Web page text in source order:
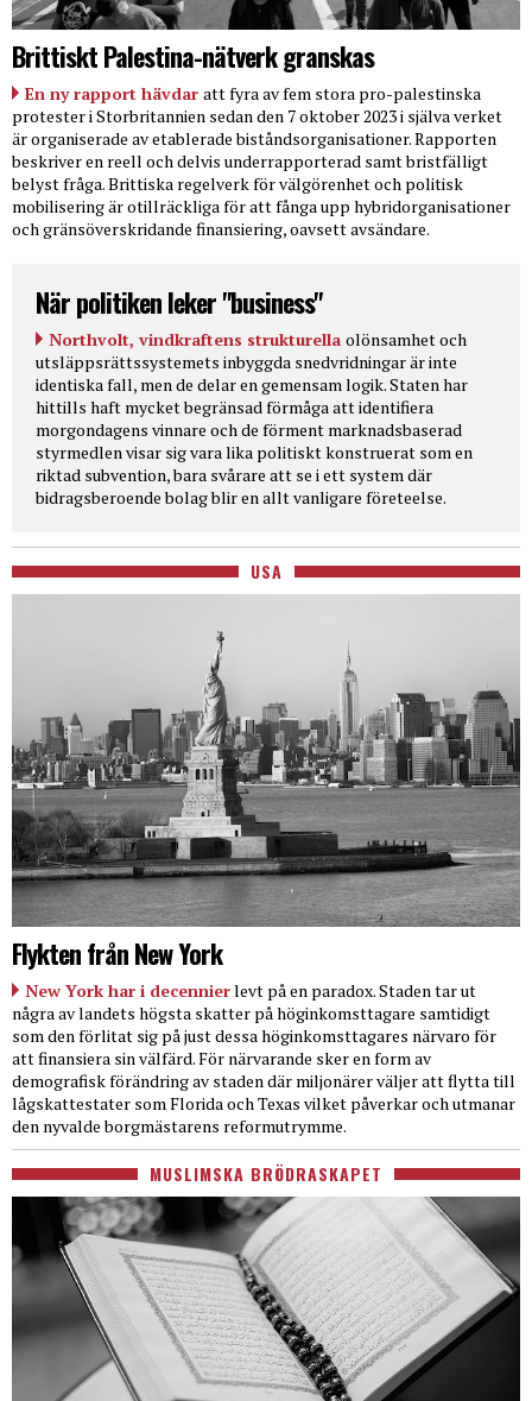
Brittiskt Palestina-nätverk granskas
En ny rapport hävdar att fyra av fem stora pro-palestinska
protester i Storbritannien sedan den 7 oktober 2023 i själva verket
är organiserade av etablerade biståndsorganisationer. Rapporten
beskriver en reell och delvis underrapporterad samt bristfälligt
belyst fråga. Brittiska regelverk för välgörenhet och politisk
mobilisering är otillräckliga för att fånga upp hybridorganisationer
och gränsöverskridande finansiering, oavsett avsändare.
När politiken leker "business"
Northvolt, vindkraftens strukturella olönsamhet och
utsläppsrättssystemets inbyggda snedvridningar är inte
identiska fall, men de delar en gemensam logik. Staten har
hittills haft mycket begränsad förmåga att identifiera
morgondagens vinnare och de förment marknadsbaserad
styrmedlen visar sig vara lika politiskt konstruerat som en
riktad subvention, bara svårare att se i ett system där
bidragsberoende bolag blir en allt vanligare företeelse.
USA
Flykten från New York
New York har i decennierlevt på en paradox. Staden tar ut
några av landets högsta skatter på höginkomsttagare samtidigt
som den förlitat sig på just dessa höginkomsttagares närvaro för
att finansiera sin välfärd. För närvarande sker en form av
demografisk förändring av staden där miljonärer väljer att flytta till
lågskattestater som Florida och Texas vilket påverkar och utmanar
den nyvalde borgmästarens reformutrymme.
MUSLIMSKA BRÖDRASKAPET